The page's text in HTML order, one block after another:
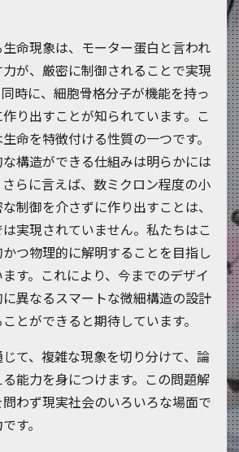
命現象は、モーター蛋白と言われ
が、厳密に制御されることで実現
時に、細胞骨格分子が機能を持っ
り出すことが知られています。こ
命を特徴付ける性質の一つです。
構造ができる仕組みは明らかには
らに言えば、数ミクロン程度の小
制御を介さずに作り出すことは、
実現されていません。私たちはこ
つ物理的に解明することを目指し
す。これにより、今までのデザイ
異なるスマートな微細構造の設計
とができると期待しています。
て、複雑な現象を切り分けて、論
能力を身につけます。この問題解
わず現実社会のいろいろな場面で
す。